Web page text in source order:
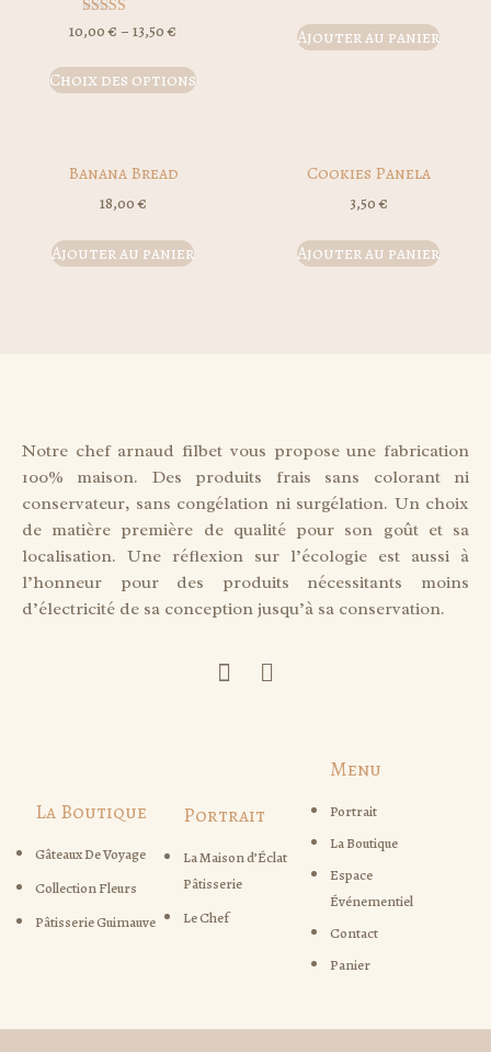
Note
4.00
10,00€ – 13,50€
Choix des options
Ajouter au panier
Banana Bread
18,00€
Ajouter au panier
Cookies Panela
3,50€
Ajouter au panier
Notre chef arnaud filbet vous propose une fabrication
100% maison. Des produits frais sans colorant ni
conservateur, sans congélation ni surgélation. Un choix
de matière première de qualité pour son goût et sa
localisation. Une réflexion sur l’écologie est aussi à
l’honneur pour des produits nécessitants moins
d’électricité de sa conception jusqu’à sa conservation.
La Boutique
Gâteaux De Voyage
Collection Fleurs
Pâtisserie Guimauve
Portrait
La Maison d’Éclat
Pâtisserie
Le Chef
Menu
Portrait
La Boutique
Espace
Événementiel
Contact
Panier